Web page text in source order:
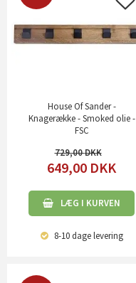
House Of Sander -
Knagerække - Smoked olie -
FSC
729,00
649,00 DKK
LÆG I KURVEN
8-10 dagelevering